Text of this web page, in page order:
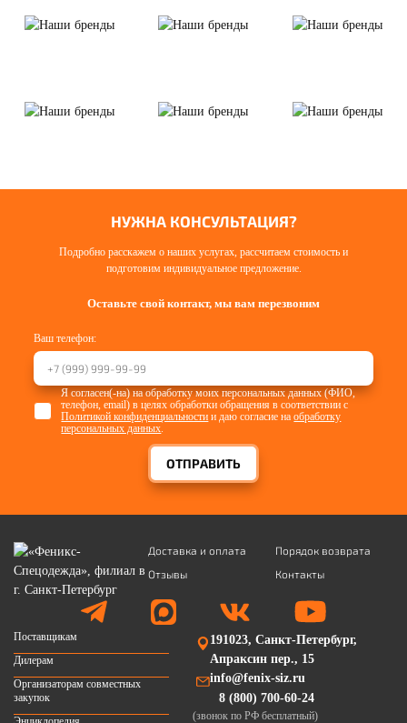
НУЖНА КОНСУЛЬТАЦИЯ?
Подробно расскажем о наших услугах, рассчитаем стоимость и
подготовим индивидуальное предложение.
Оставьте свой контакт, мы вам перезвоним
Ваш телефон:
ОТПРАВИТЬ
Я согласен(-на) на обработку моих персональных данных (ФИО,
телефон, email) в целях обработки обращения в соответствии с
Политикой конфиденциальности и даю согласие наобработку
персональных данных
Доставка и оплата
Порядок возврата
Отзывы
Контакты
Поставщикам
Дилерам
Организаторам совместных
закупок
191023, Санкт-Петербург,
Апраксин пер., 15
info@fenix-siz.ru
8 (800) 700-60-24
(звонок по РФ бесплатный)